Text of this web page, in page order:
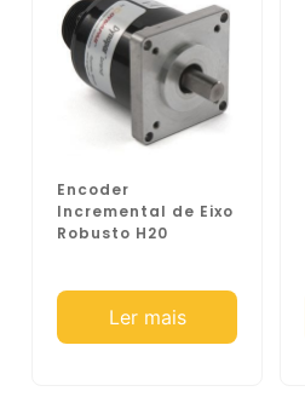
Encoder
Incremental de Eixo
Robusto H20
Ler mais